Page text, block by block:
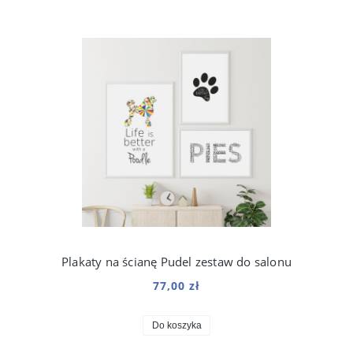
Plakaty na ścianę Pudel zestaw do salonu
77,00 zł
Do koszyka